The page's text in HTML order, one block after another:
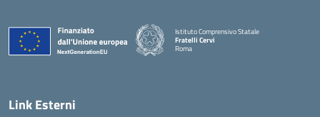
Istituto Comprensivo Statale
Fratelli Cervi
Roma
Link Esterni